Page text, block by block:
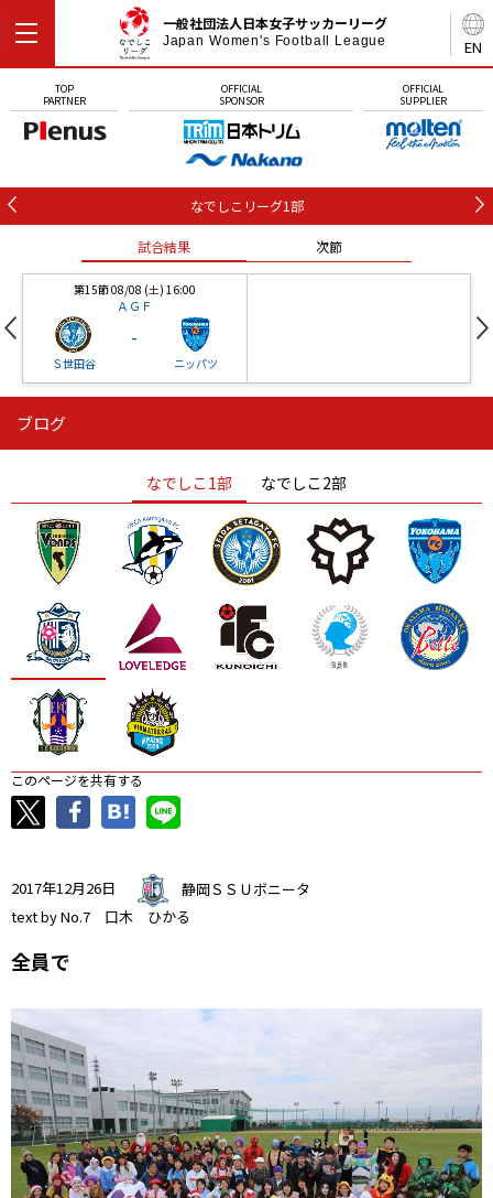
EN
一般社団法人日本女子サッカーリーグ
Japan Women's Football League
TOP
PARTNER
OFFICIAL
SPONSOR
OFFICIAL
SUPPLIER
なでしこリーグ1部
試合結果 次節
第15節 08/08 (土) 16:00
ＡＧＦ
Ｓ世田谷
-
ニッパツ
ニッパツ
ニッパツ 名古屋
石人の星
静岡 愛媛Ｌ
ブログ
なでしこ1部 なでしこ2部
このページを共有する
2017年12月26日
静岡ＳＳＵボニータ
text by No.7 口木 ひかる
全員で